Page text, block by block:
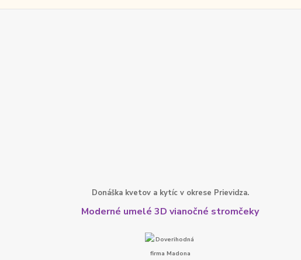
Donáška kvetov a kytíc v okrese Prievidza.
Moderné umelé 3D vianočné stromčeky